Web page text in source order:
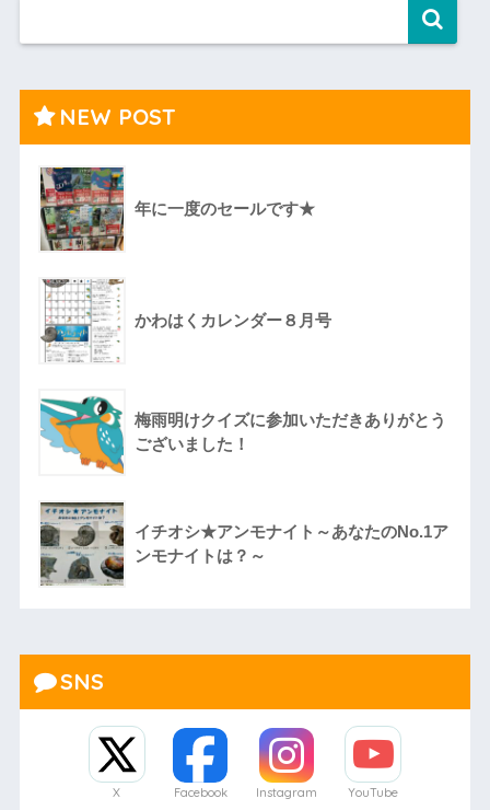
NEW POST
年に一度のセールです★
かわはくカレンダー８月号
梅雨明けクイズに参加いただきありがとう
ございました！
イチオシ★アンモナイト～あなたのNo.1ア
ンモナイトは？～
SNS
X Facebook Instagram YouTube